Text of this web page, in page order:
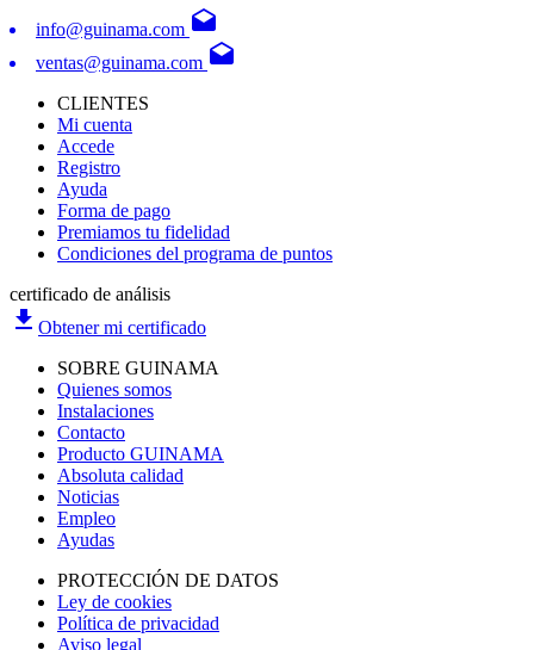
info@guinama.com drafts
ventas@guinama.com drafts
CLIENTES
Mi cuenta
Accede
Registro
Ayuda
Forma de pago
Premiamos tu fidelidad
Condiciones del programa de puntos
certificado de análisis
file_download Obtener mi certificado
SOBRE GUINAMA
Quienes somos
Instalaciones
Contacto
Producto GUINAMA
Absoluta calidad
Noticias
Empleo
Ayudas
PROTECCIÓN DE DATOS
Ley de cookies
Política de privacidad
Aviso legal